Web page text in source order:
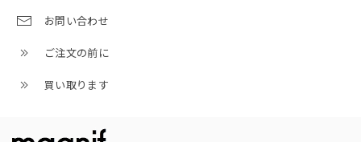
お問い合わせ
ご注文の前に
買い取ります